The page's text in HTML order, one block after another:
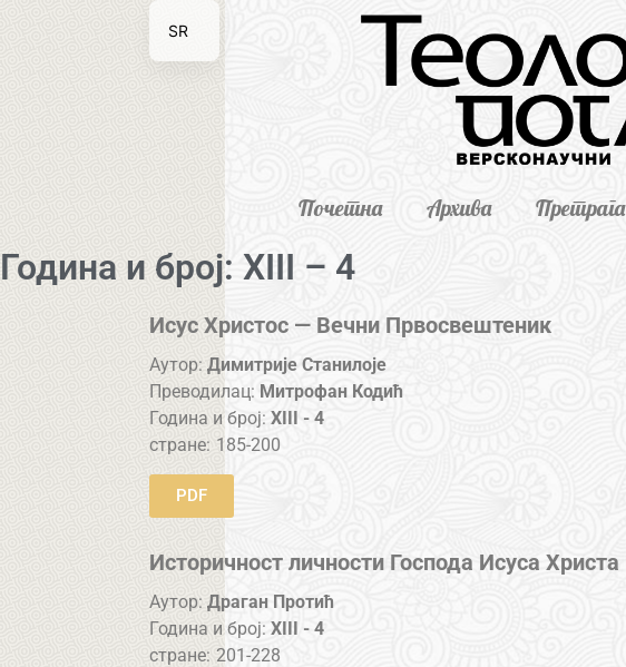
Почетна Архива Претрага
Година и број: XIII – 4
Исус Христос — Вечни Првосвештеник
Аутор: Димитрије Станилоје
Преводилац: Митрофан Кодић
Година и број:XIII - 4
стране: 185-200
PDF
Историчност личности Господа Исуса Христа
Аутор: Драган Протић
Година и број:XIII - 4
стране: 201-228
SR
EN